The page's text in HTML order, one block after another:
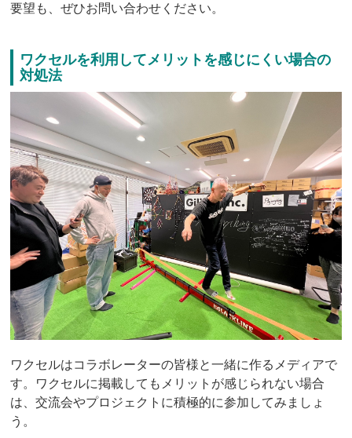
要望も、ぜひお問い合わせください。
ワクセルを利用してメリットを感じにくい場合の
対処法
ワクセルはコラボレーターの皆様と一緒に作るメディアで
す。ワクセルに掲載してもメリットが感じられない場合
は、交流会やプロジェクトに積極的に参加してみましょ
う。